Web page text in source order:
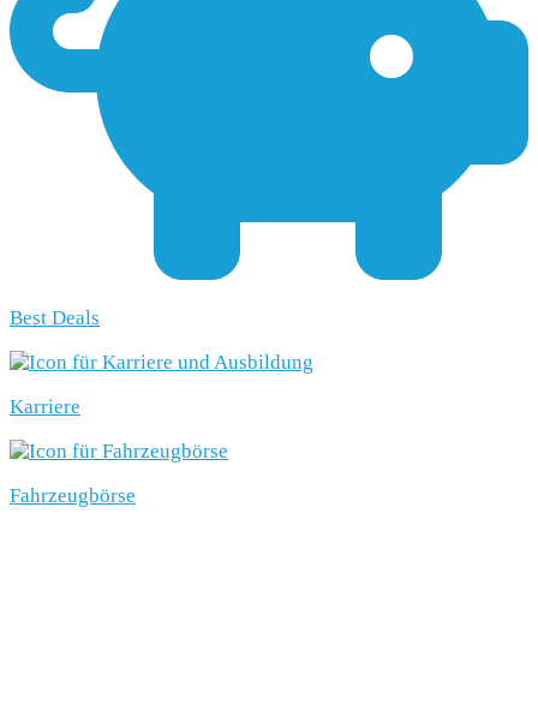
Best Deals
Karriere
Fahrzeugbörse